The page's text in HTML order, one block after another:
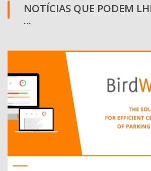
NOTÍCIAS QUE PODEM
...